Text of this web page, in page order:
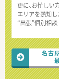
更に、お忙しい
エリアを熟知し
“出張”個別相
名古